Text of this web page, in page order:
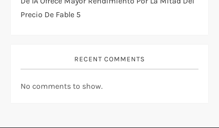
Precio De Fable 5
RECENT COMMENTS
No comments to show.